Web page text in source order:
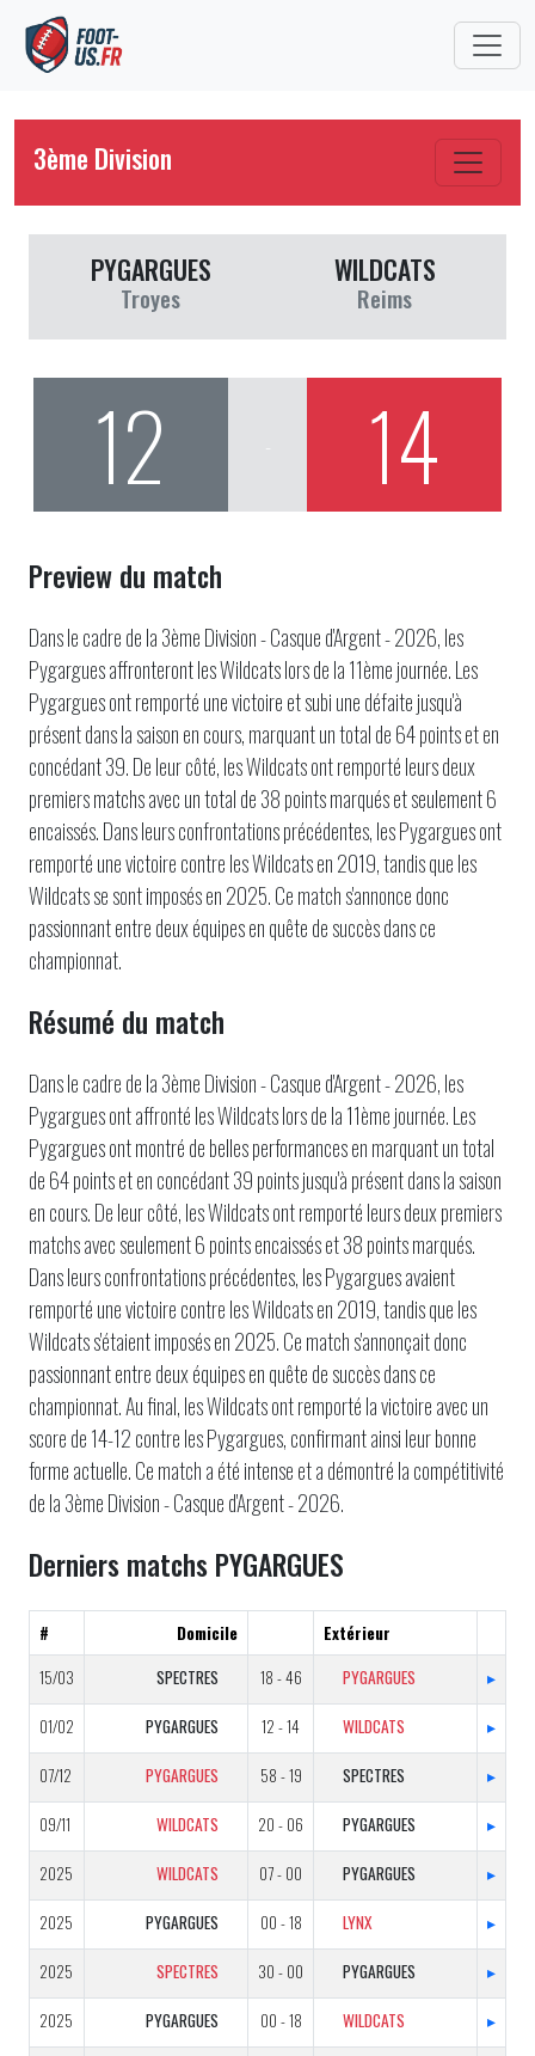
3ème Division
PYGARGUES
Troyes
WILDCATS
Reims
12 14
Preview du match
Dans le cadre de la 3ème Division - Casque d'Argent - 2026, les
Pygargues affronteront les Wildcats lors de la 11ème journée. Les
Pygargues ont remporté une victoire et subi une défaite jusqu'à
présent dans la saison en cours, marquant un total de 64 points et en
concédant 39. De leur côté, les Wildcats ont remporté leurs deux
premiers matchs avec un total de 38 points marqués et seulement 6
encaissés. Dans leurs confrontations précédentes, les Pygargues ont
remporté une victoire contre les Wildcats en 2019, tandis que les
Wildcats se sont imposés en 2025. Ce match s'annonce donc
passionnant entre deux équipes en quête de succès dans ce
championnat.
Résumé du match
Dans le cadre de la 3ème Division - Casque d'Argent - 2026, les
Pygargues ont affronté les Wildcats lors de la 11ème journée. Les
Pygargues ont montré de belles performances en marquant un total
de 64 points et en concédant 39 points jusqu'à présent dans la saison
en cours. De leur côté, les Wildcats ont remporté leurs deux premiers
matchs avec seulement 6 points encaissés et 38 points marqués.
Dans leurs confrontations précédentes, les Pygargues avaient
remporté une victoire contre les Wildcats en 2019, tandis que les
Wildcats s'étaient imposés en 2025. Ce match s'annonçait donc
passionnant entre deux équipes en quête de succès dans ce
championnat. Au final, les Wildcats ont remporté la victoire avec un
score de 14-12 contre les Pygargues, confirmant ainsi leur bonne
forme actuelle. Ce match a été intense et a démontré la compétitivité
de la 3ème Division - Casque d'Argent - 2026.
Derniers matchs PYGARGUES
# Domicile
Extérieur
15/03
SPECTRES 18 - 46 PYGARGUES ▸
01/02 PYGARGUES 12 - 14 WILDCATS ▸
07/12 PYGARGUES 58 - 19 SPECTRES ▸
09/11 WILDCATS 20 - 06 PYGARGUES ▸
2025 WILDCATS 07 - 00 PYGARGUES ▸
2025 PYGARGUES 00 - 18 LYNX ▸
2025 SPECTRES 30 - 00 PYGARGUES ▸
2025 PYGARGUES 00 - 18 WILDCATS ▸